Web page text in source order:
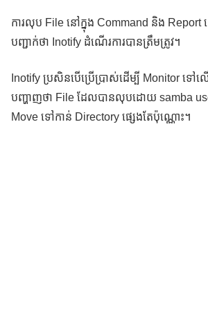
ការលុប File នៅក្នុង Command និង Report ន
បញ្ជាក់ថា Inotify ដំណើរការបានត្រឹមត្រូវ។
Inotify ប្រសិនបើប្រើប្រាស់ដើម្បី Monitor ទៅល
បញ្ហាញថា File ដែលបានលុបដោយ samba user
Move ទៅកាន់ Directory ផ្សេងតែប៉ុណ្ណោះ។